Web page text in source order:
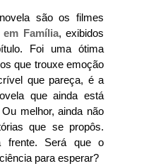
são os filmes
em Família, exibidos
Foi uma ótima
que trouxe emoção
que pareça, é a
que ainda está
melhor, ainda não
que se propôs.
frente. Será que o
para esperar?